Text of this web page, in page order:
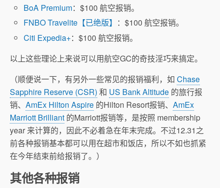
BoA Premium：$100 航空报销。
FNBO Travelite【已绝版】 ：$100 航空报销。
Citi Expedia+：$100 航空报销。
以上这些理论上来说可以用航空GC的奇技淫巧来搞定。
（顺便说一下，有另外一些常见的报销福利，如 Chase
Sapphire Reserve (CSR) 和 US Bank Altitude 的旅行报
销、 AmEx Hilton Aspire 的Hilton Resort报销、 AmEx
Marriott Brilliant 的Marriott报销等，是按照 membership
year 来计算的，因此不必着急在年末完成。不过12.31之
前各种报销基本都可以用在超市和饭店，所以不如也抓紧
在今年结束前给报销了。）
其他各种报销